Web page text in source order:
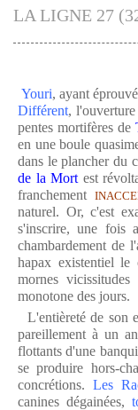
LA LIGNE 27
Youri, ayant
Différent,
pentes mortifères de
en une boule
dans le plancher du
de la Mort est
franchement
naturel. Or, c'est
s'inscrire, une fois
chambardement de
hapax existentiel le
mornes
monotone des jours.
L'entièreté de son
pareillement à un
flottants d'une
se produire hors-
concrétions. Les
canines dégainées,